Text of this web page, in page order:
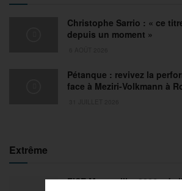
Christophe Sarrio : « ce
depuis un moment »
Pétanque : revivez la
face à Meziri-Volkmann à
Extrême
FISE Montpellier 2026 : de